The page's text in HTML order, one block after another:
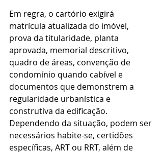
Em regra, o cartório exigirá
matrícula atualizada do imóvel,
prova da titularidade, planta
aprovada, memorial descritivo,
quadro de áreas, convenção de
condomínio quando cabível e
documentos que demonstrem a
regularidade urbanística e
construtiva da edificação.
Dependendo da situação, podem ser
necessários habite-se, certidões
específicas, ART ou RRT, além de